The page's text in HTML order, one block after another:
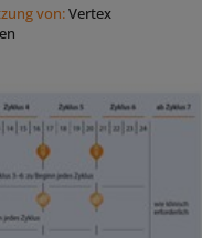
von:Vertex